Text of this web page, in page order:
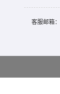
客服邮箱：